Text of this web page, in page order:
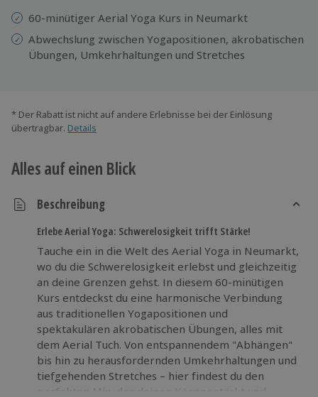
60-minütiger Aerial Yoga Kurs in Neumarkt
Abwechslung zwischen Yogapositionen, akrobatischen
Übungen, Umkehrhaltungen und Stretches
* Der Rabatt ist nicht auf andere Erlebnisse bei der Einlösung
übertragbar. Details
Alles auf einen Blick
Beschreibung
Erlebe Aerial Yoga: Schwerelosigkeit trifft Stärke!
Tauche ein in die Welt des Aerial Yoga in Neumarkt,
wo du die Schwerelosigkeit erlebst und gleichzeitig
an deine Grenzen gehst. In diesem 60-minütigen
Kurs entdeckst du eine harmonische Verbindung
aus traditionellen Yogapositionen und
spektakulären akrobatischen Übungen, alles mit
dem Aerial Tuch. Von entspannendem "Abhängen"
bis hin zu herausfordernden Umkehrhaltungen und
tiefgehenden Stretches – hier findest du den
perfekten Mix, der deinen Körper stärkt und